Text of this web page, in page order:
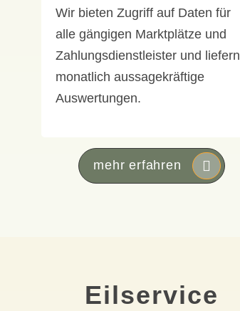
Wir bieten Zugriff auf Daten für
alle gängigen Marktplätze und
Zahlungsdienstleister und liefern
monatlich aussagekräftige
Auswertungen.
mehr erfahren
Eilservice